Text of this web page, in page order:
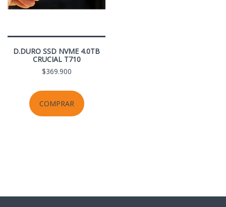
D.DURO SSD NVME 4.0TB
CRUCIAL T710
$369.900
COMPRAR